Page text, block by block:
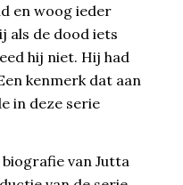
en woog ieder
als de dood iets
hij niet. Hij had
kenmerk dat aan
in deze serie
van Jutta